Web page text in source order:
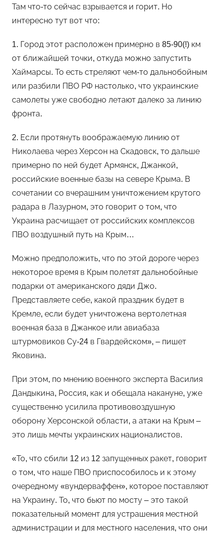
Там что-то сейчас взрывается и горит. Но
интересно тут вот что:
1. Город этот расположен примерно в 85-90(!) км
от ближайшей точки, откуда можно запустить
Хаймарсы. То есть стреляют чем-то дальнобойным
или разбили ПВО РФ настолько, что украинские
самолеты уже свободно летают далеко за линию
фронта.
2. Если протянуть воображаемую линию от
Николаева через Херсон на Скадовск, то дальше
примерно по ней будет Армянск, Джанкой,
российские военные базы на севере Крыма. В
сочетании со вчерашним уничтожением крутого
радара в Лазурном, это говорит о том, что
Украина расчищает от российских комплексов
ПВО воздушный путь на Крым…
Можно предположить, что по этой дороге через
некоторое время в Крым полетят дальнобойные
подарки от американского дяди Джо.
Представляете себе, какой праздник будет в
Кремле, если будет уничтожена вертолетная
военная база в Джанкое или авиабаза
штурмовиков Су-24 в Гвардейском», – пишет
Яковина.
При этом, по мнению военного эксперта Василия
Дандыкина, Россия, как и обещала накануне, уже
существенно усилила противовоздушную
оборону Херсонской области, а атаки на Крым –
это лишь мечты украинских националистов.
«То, что сбили 12 из 12 запущенных ракет, говорит
о том, что наше ПВО приспособилось и к этому
очередному «вундерваффен», которое поставляют
на Украину. То, что бьют по мосту – это такой
показательный момент для устрашения местной
администрации и для местного населения, что они